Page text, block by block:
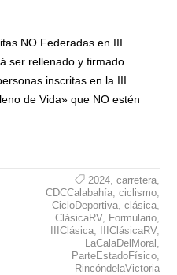
NO Federadas en III
ser rellenado y firmado
inscritas en la III
de Vida» que NO estén
2024, carretera,
CDCCalabahía, ciclismo,
CicloDeportiva, clásica,
ClásicaRV, Formulario,
IIIClásica, IIIClásicaRV,
LaCalaDelMoral
ParteEstadoFísico,
RincóndelaVictoria